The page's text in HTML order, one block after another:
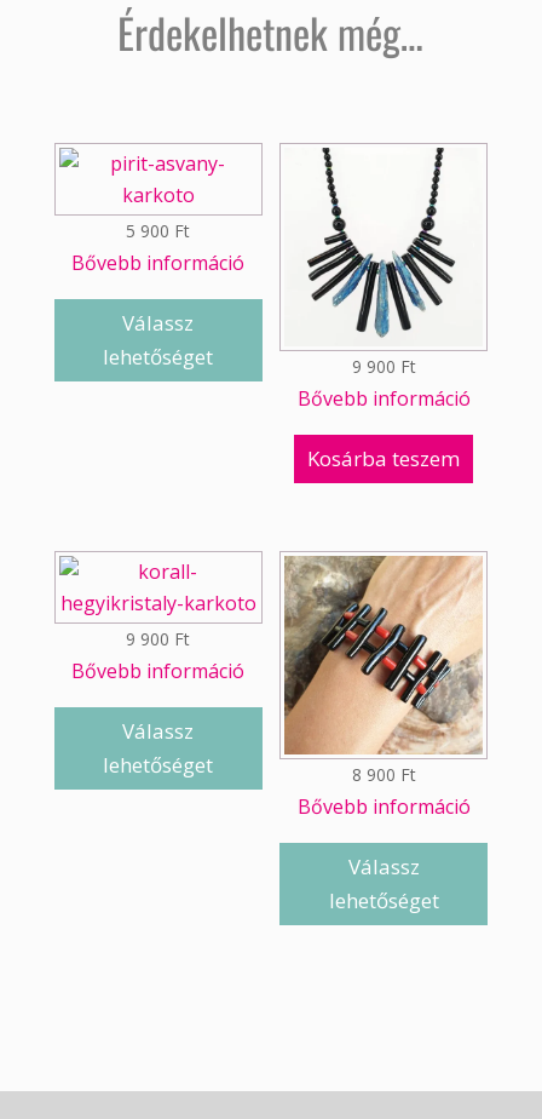
Érdekelhetnek még…
5 900 Ft
Bővebb információ
Válassz
lehetőséget
9 900 Ft
Bővebb információ
Kosárba teszem
9 900 Ft
Bővebb információ
Válassz
lehetőséget
8 900 Ft
Bővebb információ
Válassz
lehetőséget